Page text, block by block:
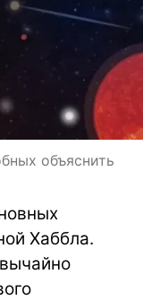
объяснить
Хаббла.